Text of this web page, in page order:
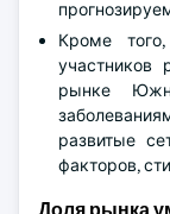
Кроме
участников
рынке
развитые
факторов,